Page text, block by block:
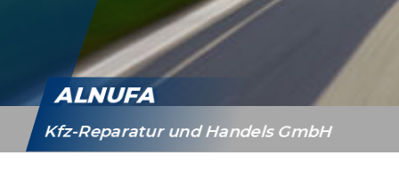
ALNUFA
Kfz-Repa­ra­tur und Han­dels GmbH